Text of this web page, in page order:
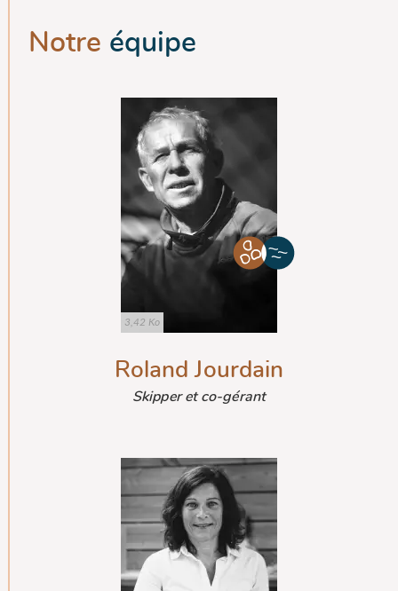
Notre équipe
3,42 Ko
Roland Jourdain
Skipper et co-gérant